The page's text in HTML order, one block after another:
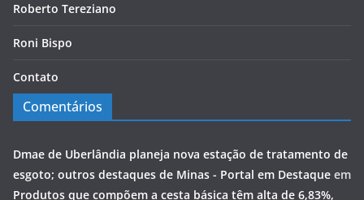
Roberto Tereziano
Roni Bispo
Contato
Comentários
Dmae de Uberlândia planeja nova estação de tratamento de
esgoto; outros destaques de Minas - Portal em Destaque em
Produtos que compõem a cesta básica têm alta de 6,83%,